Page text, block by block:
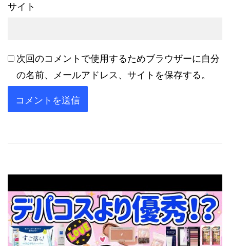
サイト
次回のコメントで使用するためブラウザーに自分
の名前、メールアドレス、サイトを保存する。